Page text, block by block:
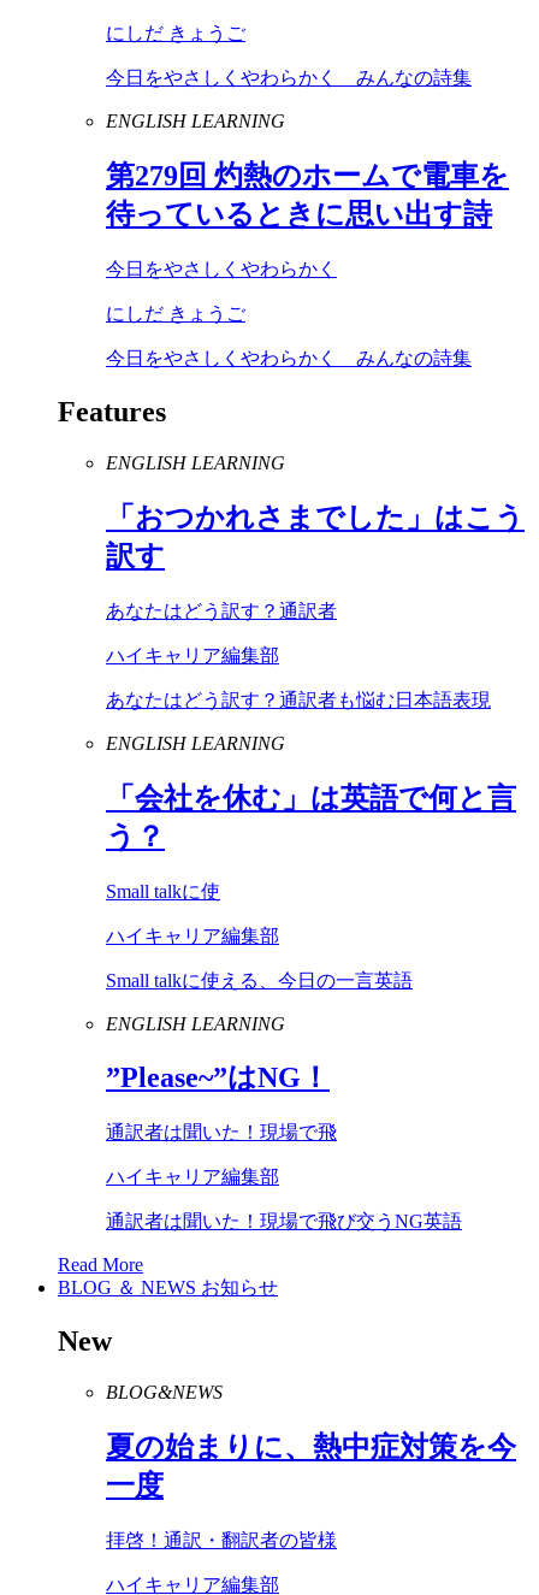
にしだ きょうご
今日をやさしくやわらかく みんなの詩集
ENGLISH LEARNING
第279回 灼熱のホームで電車を
待っているときに思い出す詩
今日をやさしくやわらかく
にしだ きょうご
今日をやさしくやわらかく みんなの詩集
Features
ENGLISH LEARNING
「おつかれさまでした」はこう
訳す
あなたはどう訳す？通訳者
ハイキャリア編集部
あなたはどう訳す？通訳者も悩む日本語表現
ENGLISH LEARNING
「会社を休む」は英語で何と言
う？
Small talkに使
ハイキャリア編集部
Small talkに使える、今日の一言英語
ENGLISH LEARNING
”Please~”はNG ！
通訳者は聞いた！現場で飛
ハイキャリア編集部
通訳者は聞いた！現場で飛び交うNG英語
Read More
BLOG ＆ NEWS お知らせ
New
BLOG&NEWS
夏の始まりに、熱中症対策を今
一度
拝啓！通訳・翻訳者の皆様
ハイキャリア編集部